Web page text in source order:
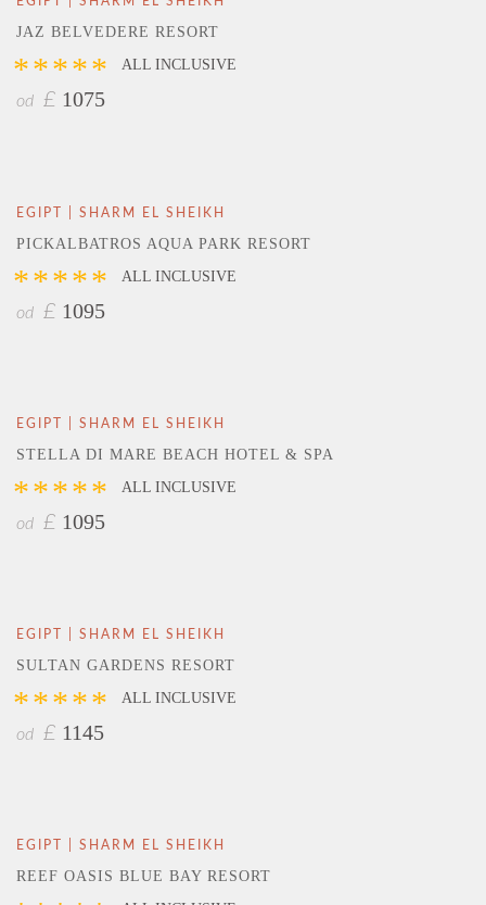
JAZ BELVEDERE RESORT
***** ALL INCLUSIVE
od £ 1075
EGIPT | SHARM EL SHEIKH
PICKALBATROS AQUA PARK RESORT
***** ALL INCLUSIVE
od £ 1095
EGIPT | SHARM EL SHEIKH
STELLA DI MARE BEACH HOTEL & SPA
***** ALL INCLUSIVE
od £ 1095
EGIPT | SHARM EL SHEIKH
SULTAN GARDENS RESORT
***** ALL INCLUSIVE
od £ 1145
EGIPT | SHARM EL SHEIKH
REEF OASIS BLUE BAY RESORT